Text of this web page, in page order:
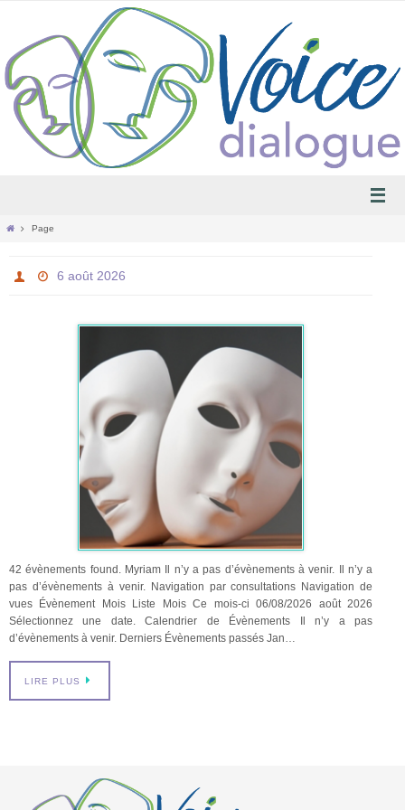
contenu
HomePage
6 août 2026
42 évènements found. Myriam Il n’y a pas d’évènements à venir. Il n’y a
pas d’évènements à venir. Navigation par consultations Navigation de
vues Évènement Mois Liste Mois Ce mois-ci 06/08/2026 août 2026
Sélectionnez une date. Calendrier de Évènements Il n’y a pas
d’évènements à venir. Derniers Évènements passés Jan…
LIRE PLUS